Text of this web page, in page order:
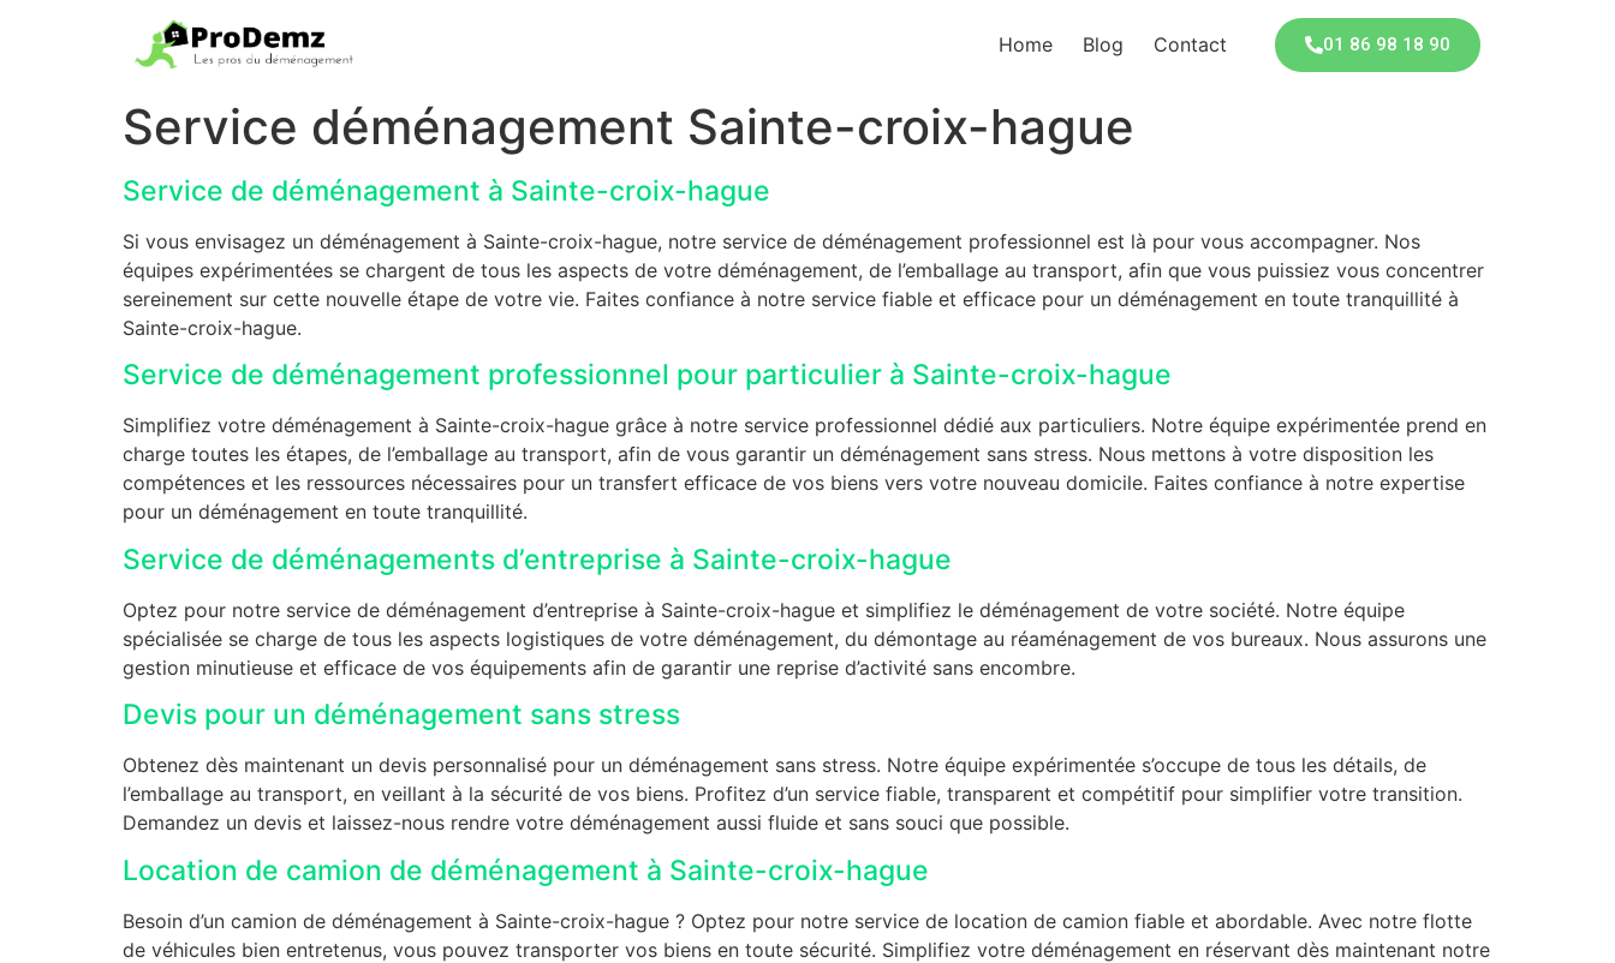
Home Blog Contact 01 86 98 18 90
Service déménagement Sainte-croix-hague
Service de déménagement à Sainte-croix-hague
Si vous envisagez un déménagement à Sainte-croix-hague, notre service de déménagement professionnel est là pour vous accompagner. Nos
équipes expérimentées se chargent de tous les aspects de votre déménagement, de l’emballage au transport, afin que vous puissiez vous concentrer
sereinement sur cette nouvelle étape de votre vie. Faites confiance à notre service fiable et efficace pour un déménagement en toute tranquillité à
Sainte-croix-hague.
Service de déménagement professionnel pour particulier à Sainte-croix-hague
Simplifiez votre déménagement à Sainte-croix-hague grâce à notre service professionnel dédié aux particuliers. Notre équipe expérimentée prend en
charge toutes les étapes, de l’emballage au transport, afin de vous garantir un déménagement sans stress. Nous mettons à votre disposition les
compétences et les ressources nécessaires pour un transfert efficace de vos biens vers votre nouveau domicile. Faites confiance à notre expertise
pour un déménagement en toute tranquillité.
Service de déménagements d’entreprise à Sainte-croix-hague
Optez pour notre service de déménagement d’entreprise à Sainte-croix-hague et simplifiez le déménagement de votre société. Notre équipe
spécialisée se charge de tous les aspects logistiques de votre déménagement, du démontage au réaménagement de vos bureaux. Nous assurons une
gestion minutieuse et efficace de vos équipements afin de garantir une reprise d’activité sans encombre.
Devis pour un déménagement sans stress
Obtenez dès maintenant un devis personnalisé pour un déménagement sans stress. Notre équipe expérimentée s’occupe de tous les détails, de
l’emballage au transport, en veillant à la sécurité de vos biens. Profitez d’un service fiable, transparent et compétitif pour simplifier votre transition.
Demandez un devis et laissez-nous rendre votre déménagement aussi fluide et sans souci que possible.
Location de camion de déménagement à Sainte-croix-hague
Besoin d’un camion de déménagement à Sainte-croix-hague ? Optez pour notre service de location de camion fiable et abordable. Avec notre flotte
de véhicules bien entretenus, vous pouvez transporter vos biens en toute sécurité. Simplifiez votre déménagement en réservant dès maintenant notre